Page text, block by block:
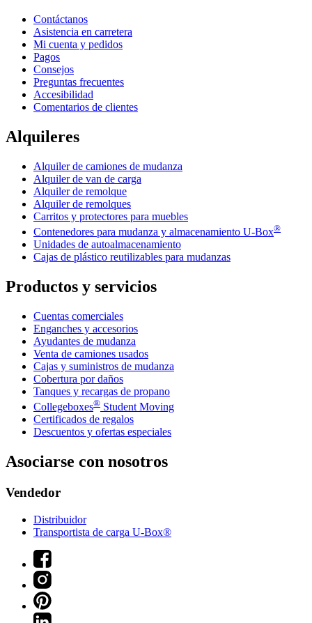
Contáctanos
Asistencia en carretera
Mi cuenta y pedidos
Pagos
Consejos
Preguntas frecuentes
Accesibilidad
Comentarios de clientes
Alquileres
Alquiler de camiones de mudanza
Alquiler de van de carga
Alquiler de remolque
Alquiler de remolques
Carritos y protectores para muebles
Contenedores para mudanza y almacenamiento U-Box®
Unidades de autoalmacenamiento
Cajas de plástico reutilizables para mudanzas
Productos y servicios
Cuentas comerciales
Enganches y accesorios
Ayudantes de mudanza
Venta de camiones usados
Cajas y suministros de mudanza
Cobertura por daños
Tanques y recargas de propano
Collegeboxes® Student Moving
Certificados de regalos
Descuentos y ofertas especiales
Asociarse con nosotros
Vendedor
Distribuidor
Transportista de carga U-Box®